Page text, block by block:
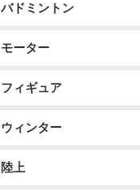
バドミントン
モーター
フィギュア
ウィンター
陸上